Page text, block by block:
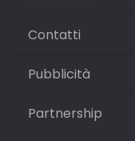
Contatti
Pubblicità
Partnership